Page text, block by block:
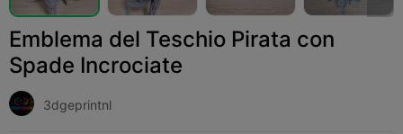
Emblema del Teschio Pirata con
Spade Incrociate
3dgeprintnl